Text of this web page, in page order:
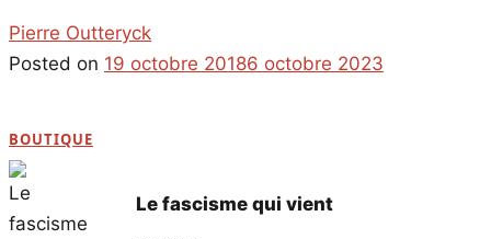
Pierre Outteryck
Posted on 19 octobre 20186 octobre 2023
BOUTIQUE
Le fascisme qui vient